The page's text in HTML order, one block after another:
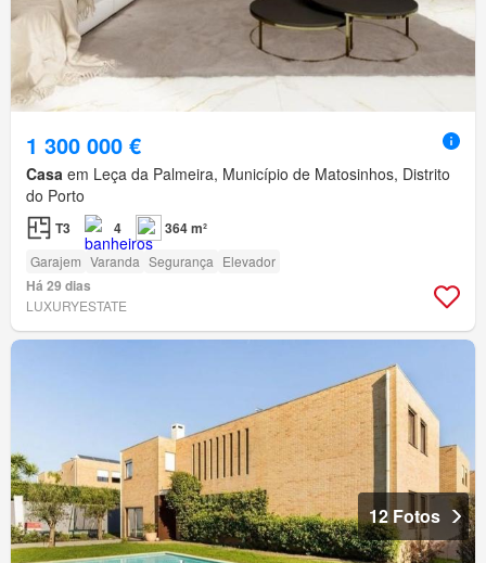
1 300 000 €
Casa em Leça da Palmeira, Município de Matosinhos, Distrito
do Porto
T3 4 364 m²
Garajem Varanda Segurança Elevador
Há 29 dias
LUXURYESTATE
12 Fotos